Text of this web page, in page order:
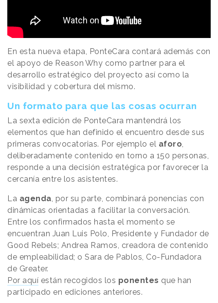
En esta nueva etapa, PonteCara contará además con
el apoyo de Reason Why como partner para el
desarrollo estratégico del proyecto así como la
visibilidad y cobertura del mismo.
Un formato para que las cosas ocurran
La sexta edición de PonteCara mantendrá los
elementos que han definido el encuentro desde sus
primeras convocatorias. Por ejemplo el aforo,
deliberadamente contenido en torno a 150 personas,
responde a una decisión estratégica por favorecer la
cercanía entre los asistentes.
La agenda, por su parte, combinará ponencias con
dinámicas orientadas a facilitar la conversación.
Entre los confirmados hasta el momento se
encuentran Juan Luis Polo, Presidente y Fundador de
Good Rebels; Andrea Ramos, creadora de contenido
de empleabilidad; o Sara de Pablos, Co-Fundadora
de Greater.
Por aquí están recogidos los ponentes que han
participado en ediciones anteriores.